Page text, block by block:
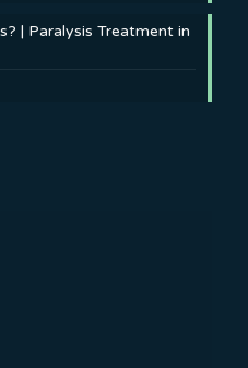
| Paralysis Treatment in